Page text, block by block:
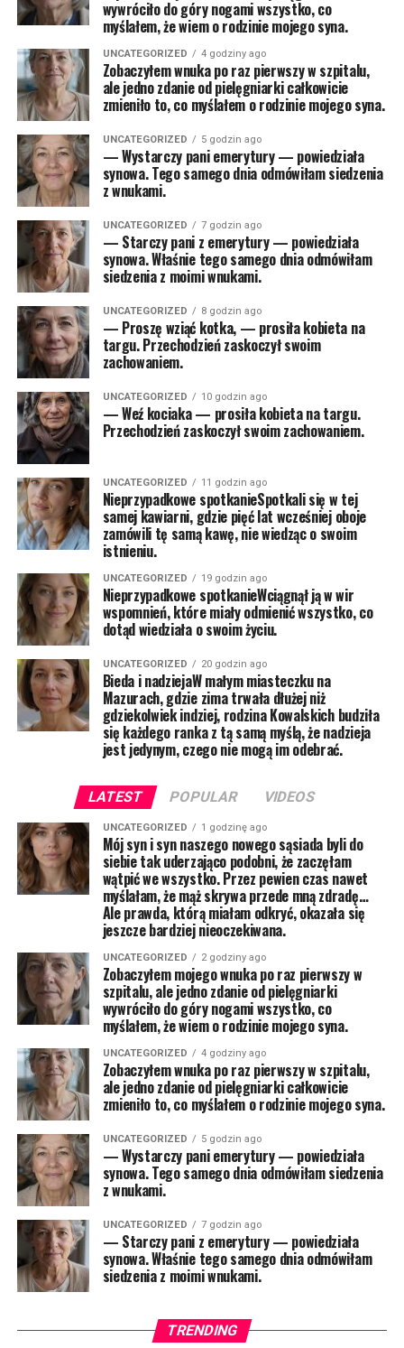
wywróciło do góry nogami wszystko, co
myślałem, że wiem o rodzinie mojego syna.
UNCATEGORIZED 4 godziny ago
Zobaczyłem wnuka po raz pierwszy w szpitalu,
ale jedno zdanie od pielęgniarki całkowicie
zmieniło to, co myślałem o rodzinie mojego syna.
UNCATEGORIZED 5 godzin ago
— Wystarczy pani emerytury — powiedziała
synowa. Tego samego dnia odmówiłam siedzenia
z wnukami.
UNCATEGORIZED 7 godzin ago
— Starczy pani z emerytury — powiedziała
synowa. Właśnie tego samego dnia odmówiłam
siedzenia z moimi wnukami.
UNCATEGORIZED 8 godzin ago
— Proszę wziąć kotka, — prosiła kobieta na
targu. Przechodzień zaskoczył swoim
zachowaniem.
UNCATEGORIZED 10 godzin ago
— Weź kociaka — prosiła kobieta na targu.
Przechodzień zaskoczył swoim zachowaniem.
UNCATEGORIZED 11 godzin ago
Nieprzypadkowe spotkanieSpotkali się w tej
samej kawiarni, gdzie pięć lat wcześniej oboje
zamówili tę samą kawę, nie wiedząc o swoim
istnieniu.
UNCATEGORIZED 19 godzin ago
Nieprzypadkowe spotkanieWciągnął ją w wir
wspomnień, które miały odmienić wszystko, co
dotąd wiedziała o swoim życiu.
UNCATEGORIZED 20 godzin ago
Bieda i nadziejaW małym miasteczku na
Mazurach, gdzie zima trwała dłużej niż
gdziekolwiek indziej, rodzina Kowalskich budziła
się każdego ranka z tą samą myślą, że nadzieja
jest jedynym, czego nie mogą im odebrać.
LATEST POPULAR VIDEOS
UNCATEGORIZED 1 godzinę ago
Mój syn i syn naszego nowego sąsiada byli do
siebie tak uderzająco podobni, że zaczęłam
wątpić we wszystko. Przez pewien czas nawet
myślałam, że mąż skrywa przede mną zdradę…
Ale prawda, którą miałam odkryć, okazała się
jeszcze bardziej nieoczekiwana.
UNCATEGORIZED 2 godziny ago
Zobaczyłem mojego wnuka po raz pierwszy w
szpitalu, ale jedno zdanie od pielęgniarki
wywróciło do góry nogami wszystko, co
myślałem, że wiem o rodzinie mojego syna.
UNCATEGORIZED 4 godziny ago
Zobaczyłem wnuka po raz pierwszy w szpitalu,
ale jedno zdanie od pielęgniarki całkowicie
zmieniło to, co myślałem o rodzinie mojego syna.
UNCATEGORIZED 5 godzin ago
— Wystarczy pani emerytury — powiedziała
synowa. Tego samego dnia odmówiłam siedzenia
z wnukami.
UNCATEGORIZED 7 godzin ago
— Starczy pani z emerytury — powiedziała
synowa. Właśnie tego samego dnia odmówiłam
siedzenia z moimi wnukami.
TRENDING